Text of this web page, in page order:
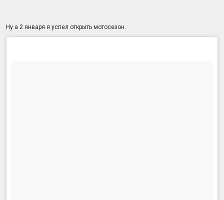
Ну а 2 января я успел открыть мотосезон.